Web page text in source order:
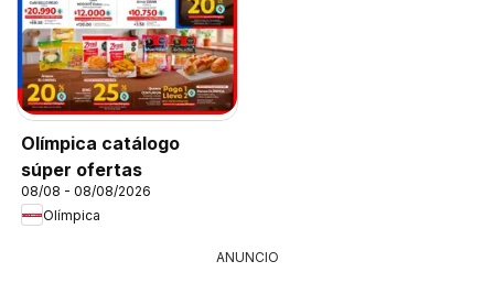
Olímpica catálogo
súper ofertas
08/08 - 08/08/2026
Olímpica
ANUNCIO